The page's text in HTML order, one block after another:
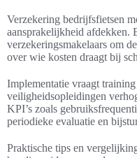
Verzekering bedrijfsfietsen
aansprakelijkheid afdekken.
verzekeringsmakelaars om
over wie kosten draagt bij
Implementatie vraagt
veiligheidsopleidingen
KPI’s zoals
periodieke evaluatie en
Praktische tips en